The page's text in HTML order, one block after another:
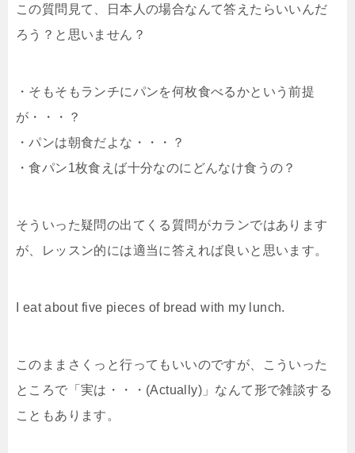
この質問見て、日本人の場合なんて答えたらいいんだ
ろう？と思いません？
・そもそもランチにパンを何枚食べるかという前提
が・・・？
・パンは朝食だよな・・・？
・食パン1枚食えば十分なのにどんなけ食うの？
そういった疑問の出てくる質問がカランではあります
が、レッスン的には適当に答えれば良いと思います。
I eat about five pieces of bread with my lunch.
このままさくっと行ってもいいのですが、こういった
ところで「実は・・・(Actually)」なんて形で雑談する
こともあります。